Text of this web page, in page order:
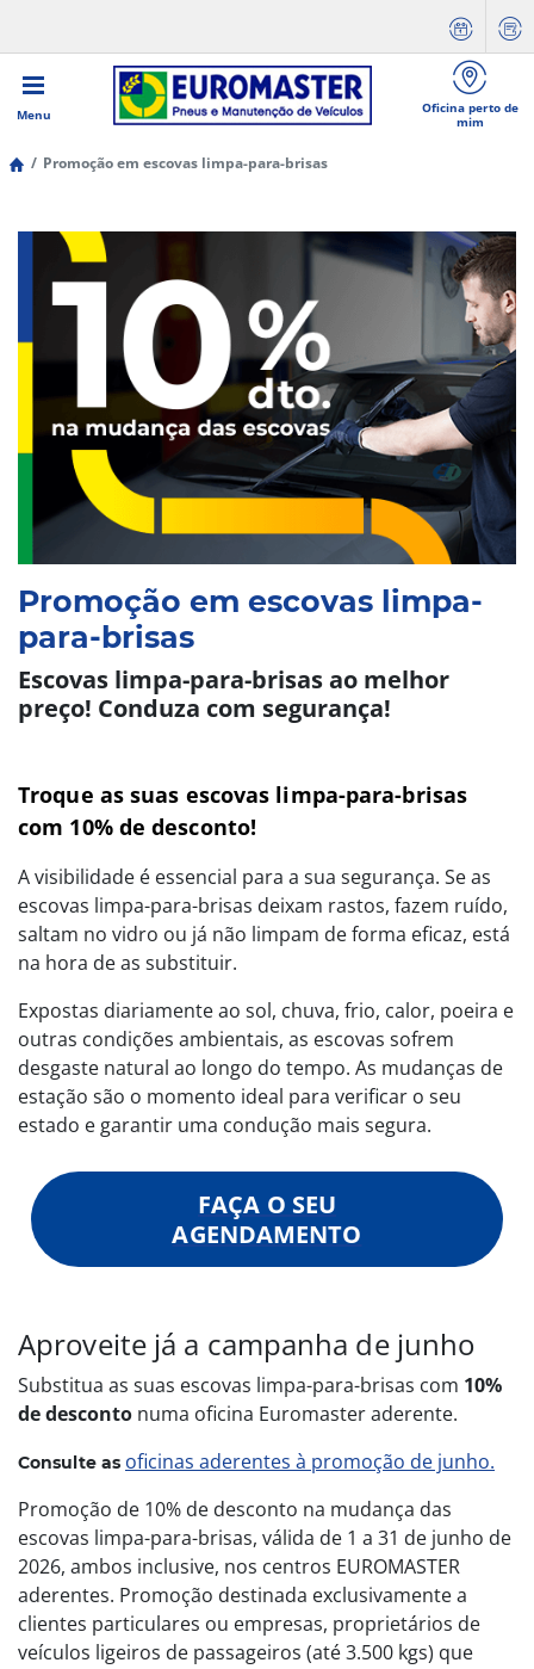
Menu
Oficina perto de
mim
Promoção em escovas limpa-para-brisas
Promoção em escovas limpa-
para-brisas
Escovas limpa-para-brisas ao melhor
preço! Conduza com segurança!
Troque as suas escovas limpa-para-brisas
com 10% de desconto!
A visibilidade é essencial para a sua segurança. Se as
escovas limpa-para-brisas deixam rastos, fazem ruído,
saltam no vidro ou já não limpam de forma eficaz, está
na hora de as substituir.
Expostas diariamente ao sol, chuva, frio, calor, poeira e
outras condições ambientais, as escovas sofrem
desgaste natural ao longo do tempo. As mudanças de
estação são o momento ideal para verificar o seu
estado e garantir uma condução mais segura.
FAÇA O SEU
AGENDAMENTO
Aproveite já a campanha de junho
Substitua as suas escovas limpa-para-brisas com 10%
de desconto numa oficina Euromaster aderente.
Consulte as oficinas aderentes à promoção de junho.
Promoção de 10% de desconto na mudança das
escovas limpa-para-brisas, válida de 1 a 31 de junho de
2026, ambos inclusive, nos centros EUROMASTER
aderentes. Promoção destinada exclusivamente a
clientes particulares ou empresas, proprietários de
veículos ligeiros de passageiros (até 3.500 kgs) que